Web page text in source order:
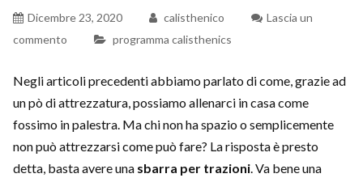
Dicembre 23, 2020 calisthenico
Lascia un
commento
programma calisthenics
Negli articoli precedenti abbiamo parlato di come, grazie ad
un pò di attrezzatura, possiamo allenarci in casa come
fossimo in palestra. Ma chi non ha spazio o semplicemente
non può attrezzarsi come può fare? La risposta è presto
detta, basta avere una sbarra per trazioni. Va bene una